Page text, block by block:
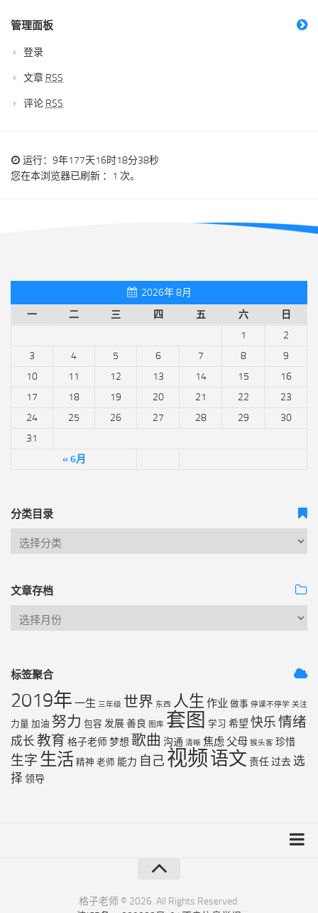
管理面板
登录
文章 RSS
评论 RSS
运行：9年177天16时18分38秒
您在本浏览器已刷新 ：1 次。
2026年 8月
一
二 三 四 五 六 日
« 6月
1
2
3
4 5 6 7 8
9
10
11 12 13 14 15
16
17
18 19 20 21 22
23
24
25 26 27 28 29
30
31
分类目录
文章存档
标签聚合
2019年 一生 三年级 世界 东西 人生 作业 做事 停课不停学 关注
力量 加油 努力 包容 发展善良 图库 套图 学习 希望 快乐情绪
成长 教育 格子老师梦想 歌曲 沟通 清晰 焦虑 父母 猴头客 珍惜
生字 生活 精神 老师 能力 自己 视频语文 责任过去 选
择 领导
格子老师 © 2026. All Rights Reserved.